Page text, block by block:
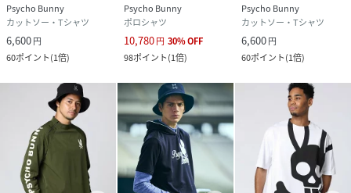
Psycho Bunny
カットソー・Tシャツ
6,600円
60ポイント(1倍)
Psycho Bunny
ポロシャツ
10,780円 30%OFF
98ポイント(1倍)
Psycho Bunny
カットソー・Tシャツ
6,600円
60ポイント(1倍)